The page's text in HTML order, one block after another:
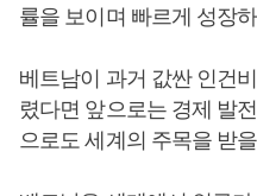
률을 보이며 빠르게 성장
베트남이 과거 값싼 인건
렸다면 앞으로는 경제 발
으로도 세계의 주목을 받